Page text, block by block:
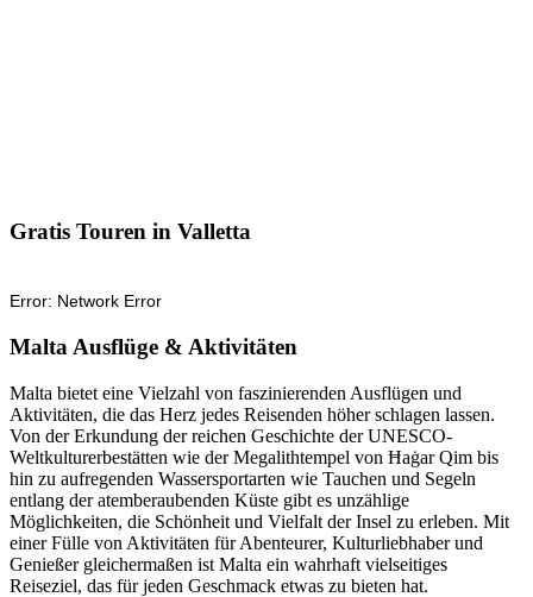
Gratis Touren in Valletta
Malta Ausflüge & Aktivitäten
Malta bietet eine Vielzahl von faszinierenden Ausflügen und
Aktivitäten, die das Herz jedes Reisenden höher schlagen lassen.
Von der Erkundung der reichen Geschichte der UNESCO-
Weltkulturerbestätten wie der Megalithtempel von Ħaġar Qim bis
hin zu aufregenden Wassersportarten wie Tauchen und Segeln
entlang der atemberaubenden Küste gibt es unzählige
Möglichkeiten, die Schönheit und Vielfalt der Insel zu erleben. Mit
einer Fülle von Aktivitäten für Abenteurer, Kulturliebhaber und
Genießer gleichermaßen ist Malta ein wahrhaft vielseitiges
Reiseziel, das für jeden Geschmack etwas zu bieten hat.